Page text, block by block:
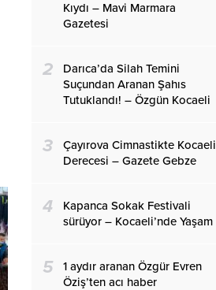
Kıydı – Mavi Marmara
Gazetesi
2
Darıca’da Silah Temini
Suçundan Aranan Şahıs
Tutuklandı! – Özgün Kocaeli
3
Çayırova Cimnastikte Kocaeli
Derecesi – Gazete Gebze
4
Kapanca Sokak Festivali
sürüyor – Kocaeli’nde Yaşam
5
1 aydır aranan Özgür Evren
Öziş’ten acı haber